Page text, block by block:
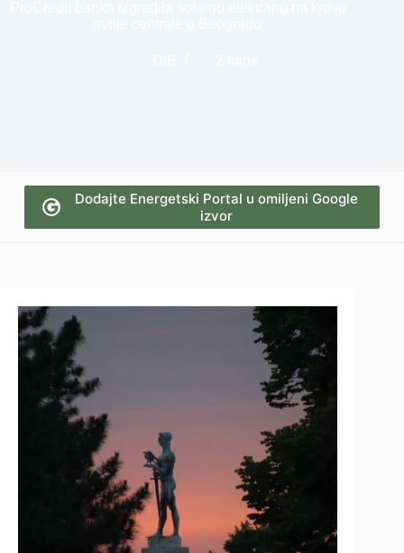
Dodajte Energetski Portal u omiljeni Google
izvor